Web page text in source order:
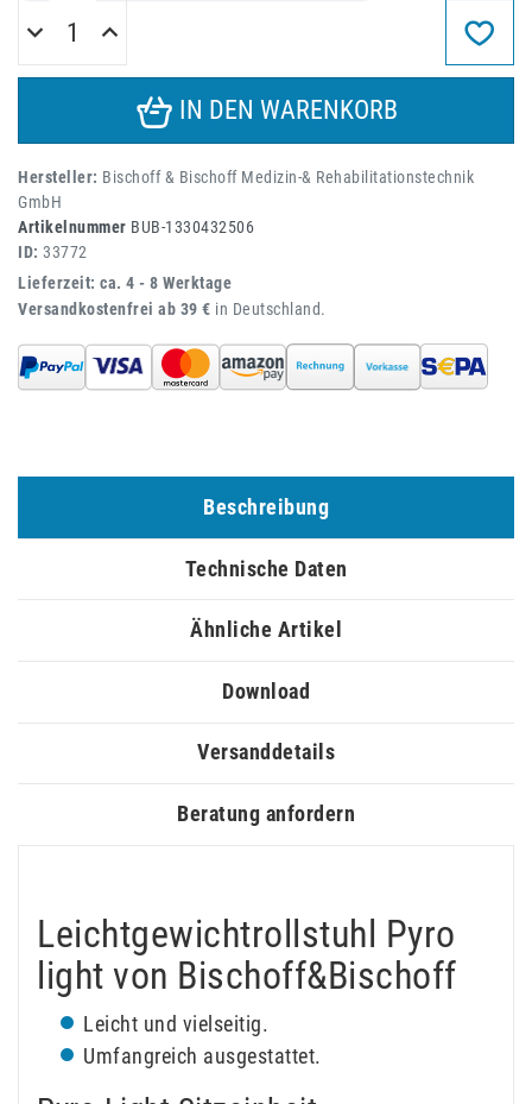
IN DEN WARENKORB
Hersteller: Bischoff & Bischoff Medizin-& Rehabilitationstechnik
GmbH
Artikelnummer BUB-1330432506
ID: 33772
Lieferzeit: ca. 4 - 8 Werktage
Versandkostenfrei ab 39 € in Deutschland.
Beschreibung
Technische Daten
Ähnliche Artikel
Download
Versanddetails
Beratung anfordern
Leichtgewichtrollstuhl Pyro
light von Bischoff&Bischoff
Leicht und vielseitig.
Umfangreich ausgestattet.